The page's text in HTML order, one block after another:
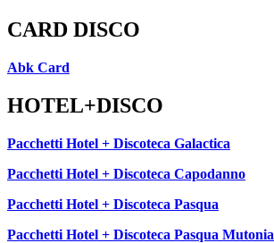
CARD DISCO
Abk Card
HOTEL+DISCO
Pacchetti Hotel + Discoteca Galactica
Pacchetti Hotel + Discoteca Capodanno
Pacchetti Hotel + Discoteca Pasqua
Pacchetti Hotel + Discoteca Pasqua Mutonia